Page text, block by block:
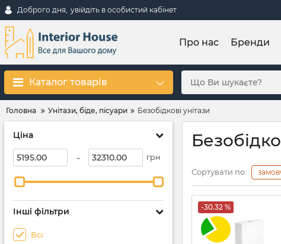
Доброго дня, увійдіть в особистий кабінет
Про нас Бренди
Каталог товарів
Головна Унітази, біде, пісуари Безобідкові унітази
Ціна
- грн
Інші фільтри
Всі
Сортувати по:
-30.32 %